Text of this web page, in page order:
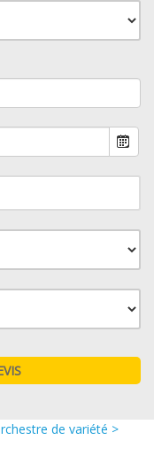
de variété >